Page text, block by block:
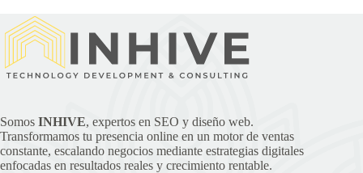
Somos INHIVE, expertos en SEO y diseño web.
Transformamos tu presencia online en un motor de ventas
constante, escalando negocios mediante estrategias digitales
enfocadas en resultados reales y crecimiento rentable.